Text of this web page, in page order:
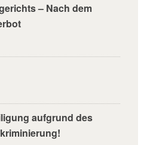
– Nach dem
aufgrund des